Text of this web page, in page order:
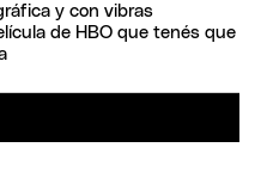
y con vibras
de HBO que tenés que